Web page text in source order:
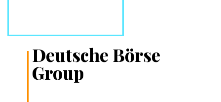
Deutsche Börse
Group